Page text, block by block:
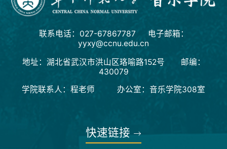
联系电话：027-67867787 电子邮箱：
yyxy@ccnu.edu.cn
地址：湖北省武汉市洪山区珞喻路152号 邮编：
430079
学院联系人：程老师 办公室：音乐学院308室
快速链接